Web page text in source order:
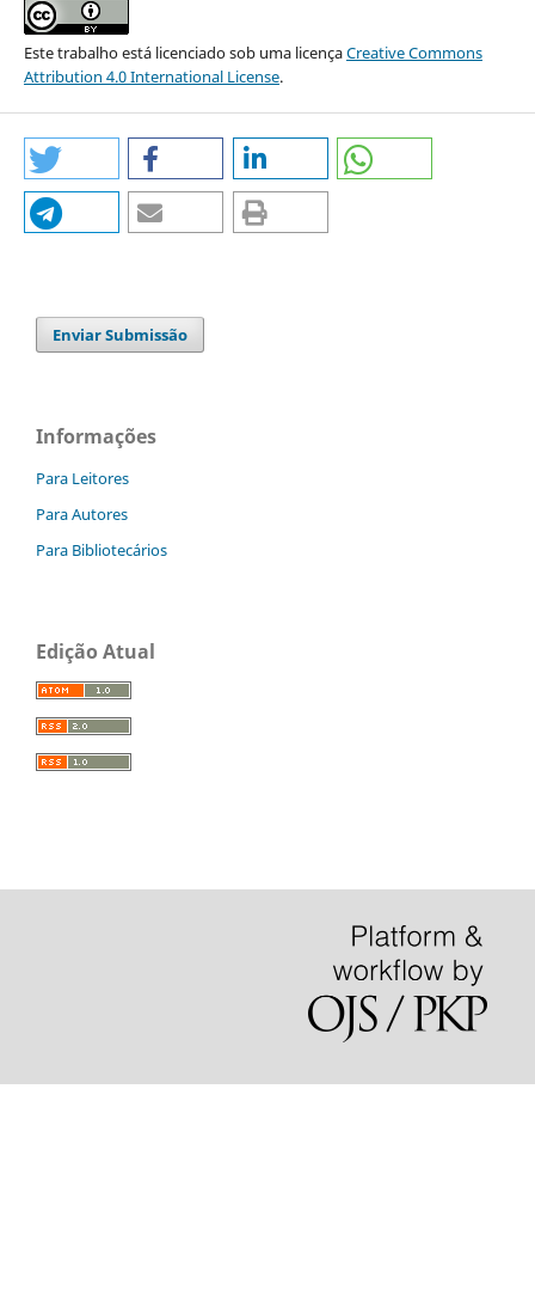
Este trabalho está licenciado sob uma licençaCreative Commons
Attribution 4.0 International License.
Enviar Submissão
Informações
Para Leitores
Para Autores
Para Bibliotecários
Edição Atual